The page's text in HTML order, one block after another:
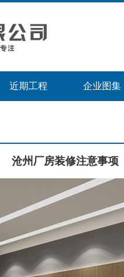
近期工程 企业图集
沧州厂房装修注意事项